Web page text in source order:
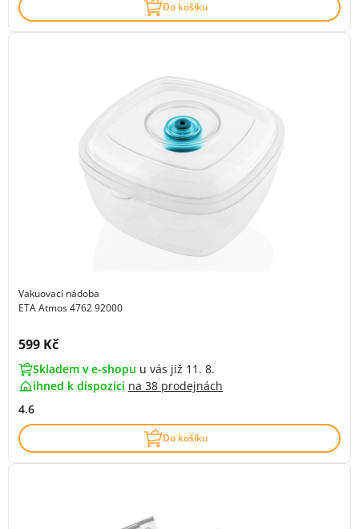
Do košíku
Vakuovací nádoba
ETA Atmos 4762 92000
Cena s DPH:
599 Kč
Skladem v e-shopu u vás již 11. 8.
ihned k dispozici na 38 prodejnách
4.6
Do košíku